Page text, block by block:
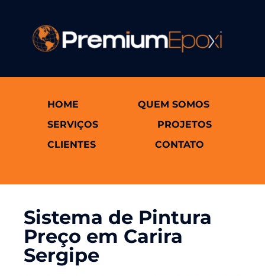
HOME
QUEM SOMOS
SERVIÇOS
PROJETOS
CLIENTES
CONTATO
Sistema de Pintura
Preço em Carira
Sergipe